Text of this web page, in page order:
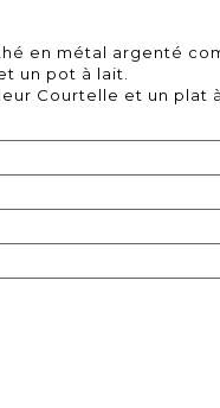
thé en métal argenté
un pot à lait.
Courtelle et un plat